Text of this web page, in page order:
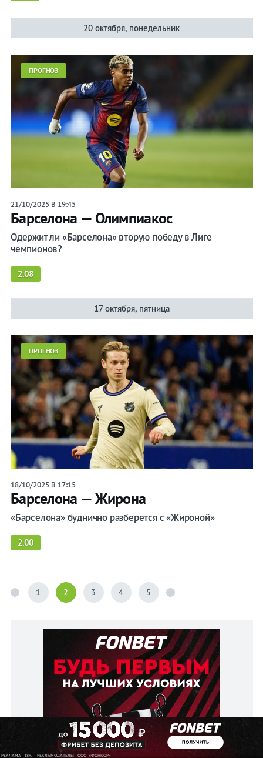
20 октября, понедельник
ПРОГНОЗ
21/10/2025 В 19:45
Барселона — Олимпиакос
Одержит ли «Барселона» вторую победу в Лиге
чемпионов?
2.08
17 октября, пятница
ПРОГНОЗ
18/10/2025 В 17:15
Барселона — Жирона
«Барселона» буднично разберется с «Жироной»
2.00
1 2 3 4 5